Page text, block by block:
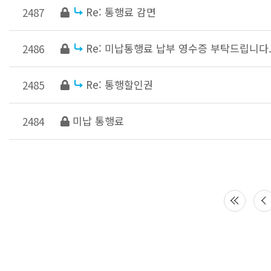
2487 Re: 통행료 감면
2486 Re: 미납통행료 납부 영수증 부탁드립니다.
2485 Re: 통행할인권
2484 미납 통행료
다음